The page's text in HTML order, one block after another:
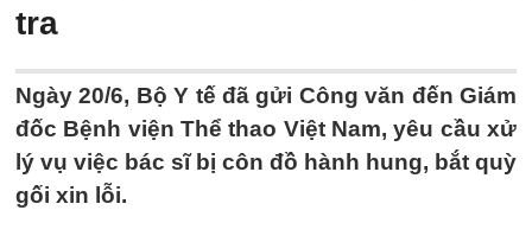
tra
Ngày 20/6, Bộ Y tế đã gửi Công văn đến Giám
đốc Bệnh viện Thể thao Việt Nam, yêu cầu xử
lý vụ việc bác sĩ bị côn đồ hành hung, bắt quỳ
gối xin lỗi.